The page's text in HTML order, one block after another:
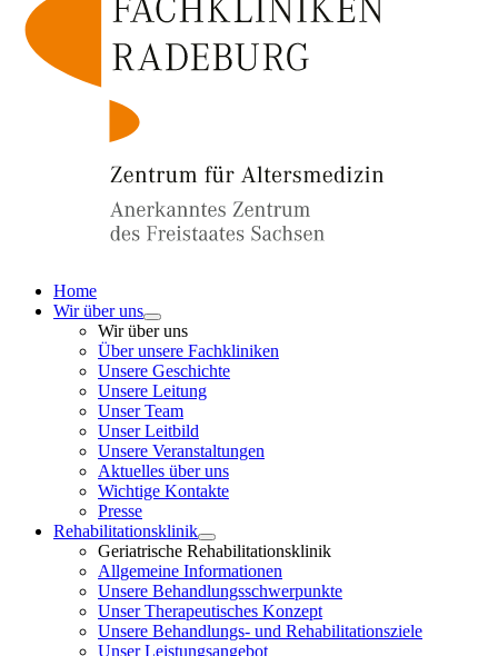
Home
Wir über uns
Wir über uns
Über unsere Fachkliniken
Unsere Geschichte
Unsere Leitung
Unser Team
Unser Leitbild
Unsere Veranstaltungen
Aktuelles über uns
Wichtige Kontakte
Presse
Rehabilitationsklinik
Geriatrische Rehabilitationsklinik
Allgemeine Informationen
Unsere Behandlungsschwerpunkte
Unser Therapeutisches Konzept
Unsere Behandlungs- und Rehabilitationsziele
Unser Leistungsangebot